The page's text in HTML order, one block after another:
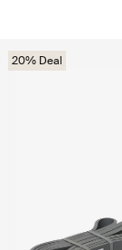
20% Deal